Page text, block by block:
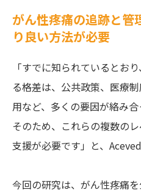
がん性疼痛の追跡と管
り良い方法が必要
「すでに知られているとお
る格差は、公共政策、医療
用など、多くの要因が絡み合
そのため、これらの複数の
支援が必要です」と、
今回の研究は、がん性疼痛